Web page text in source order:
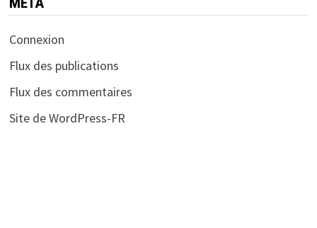
Connexion
Flux des publications
Flux des commentaires
Site de WordPress-FR